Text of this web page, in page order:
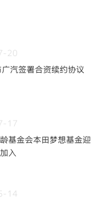
20
汽签署合资续约协议
17
基金会本田梦想基金迎
入
14